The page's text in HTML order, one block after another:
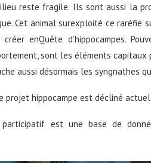
reste fragile. Ils sont aussi la
Cet animal surexploité ce raréfié
enQuête d’hippocampes.
sont les éléments capitaux
aussi désormais les syngnathes
projet hippocampe est décliné
est une base de